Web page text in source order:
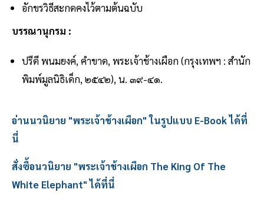
อักขรวิธีสะกดคงไว้ตามต้นฉบับ
บรรณานุกรม :
ปรีดี พนมยงค์, คำขาด, พระเจ้าช้างเผือก (กรุงเทพฯ : สำนัก
พิมพ์มูลนิธิเด็ก, ๒๕๔๒), น. ๓๙-๔๑.
อ่านนวนิยาย "พระเจ้าช้างเผือก" ในรูปแบบ E-Book ได้ที่
นี่
สั่งซื้อนวนิยาย "พระเจ้าช้างเผือก The King Of The
White Elephant" ได้ที่นี่